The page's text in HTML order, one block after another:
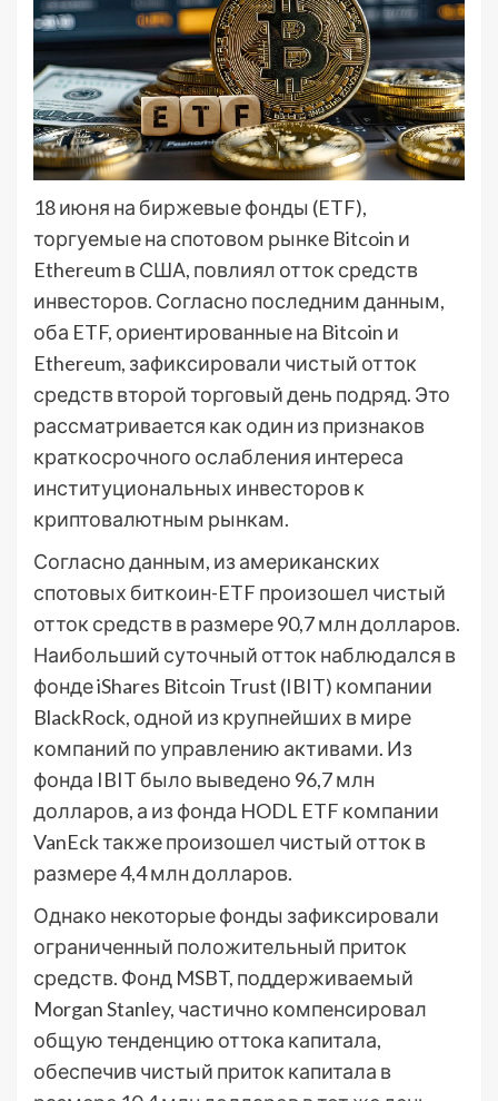
18 июня на биржевые фонды (ETF),
торгуемые на спотовом рынке Bitcoin и
Ethereum в США, повлиял отток средств
инвесторов. Согласно последним данным,
оба ETF, ориентированные на Bitcoin и
Ethereum, зафиксировали чистый отток
средств второй торговый день подряд. Это
рассматривается как один из признаков
краткосрочного ослабления интереса
институциональных инвесторов к
криптовалютным рынкам.
Согласно данным, из американских
спотовых биткоин-ETF произошел чистый
отток средств в размере 90,7 млн долларов.
Наибольший суточный отток наблюдался в
фонде iShares Bitcoin Trust (IBIT) компании
BlackRock, одной из крупнейших в мире
компаний по управлению активами. Из
фонда IBIT было выведено 96,7 млн
долларов, а из фонда HODL ETF компании
VanEck также произошел чистый отток в
размере 4,4 млн долларов.
Однако некоторые фонды зафиксировали
ограниченный положительный приток
средств. Фонд MSBT, поддерживаемый
Morgan Stanley, частично компенсировал
общую тенденцию оттока капитала,
обеспечив чистый приток капитала в